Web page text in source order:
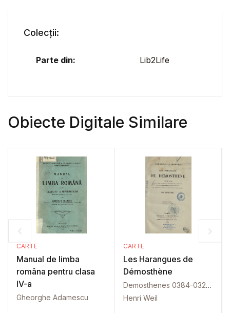
Colecții:
Parte din: Lib2Life
Obiecte Digitale Similare
CARTE
Manual de limba
româna pentru clasa
IV-a
Gheorghe Adamescu
CARTE
Les Harangues de
Démosthène
Demosthenes 0384-0322 î.H.
Henri Weil